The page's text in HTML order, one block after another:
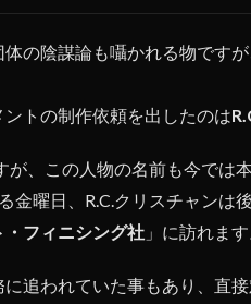
体の陰謀論も囁かれる物です
トの制作依頼を出したのは
が、この人物の名前も今では
金曜日、R.C.クリスチャンは
フィニシング社 」に訪れます
に追われていた事もあり、直